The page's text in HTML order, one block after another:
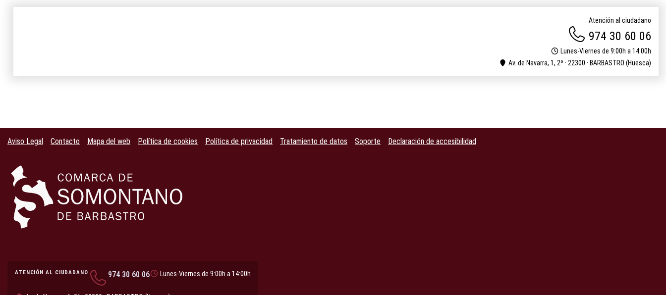
Atención al ciudadano
974 30 60 06
Lunes-Viernes de 9:00h a 14:00h
Av. de Navarra, 1, 2º · 22300 · BARBASTRO (Huesca)
Aviso Legal Contacto Mapa del web Política de cookies Política de privacidad Tratamiento de datos Soporte Declaración de accesibilidad
ATENCIÓN AL CIUDADANO 974 30 60 06 Lunes-Viernes de 9:00h a 14:00h